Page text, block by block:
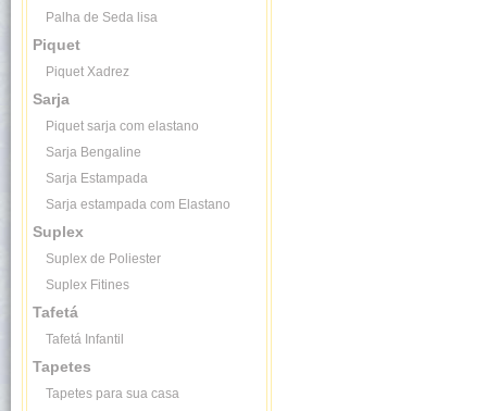
Palha de Seda lisa
Piquet
Piquet Xadrez
Sarja
Piquet sarja com elastano
Sarja Bengaline
Sarja Estampada
Sarja estampada com Elastano
Suplex
Suplex de Poliester
Suplex Fitines
Tafetá
Tafetá Infantil
Tapetes
Tapetes para sua casa